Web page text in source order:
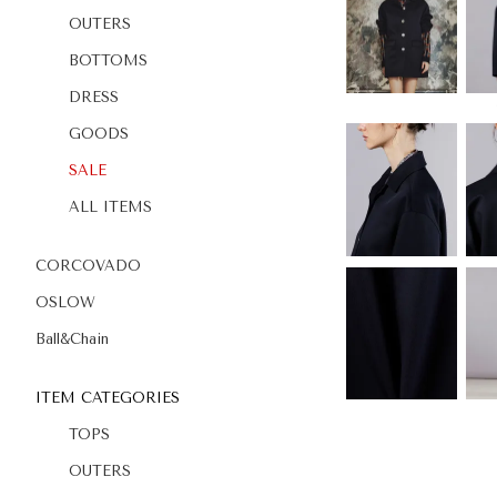
OUTERS
BOTTOMS
DRESS
GOODS
SALE
ALL ITEMS
CORCOVADO
OSLOW
Ball&Chain
ITEM CATEGORIES
TOPS
OUTERS